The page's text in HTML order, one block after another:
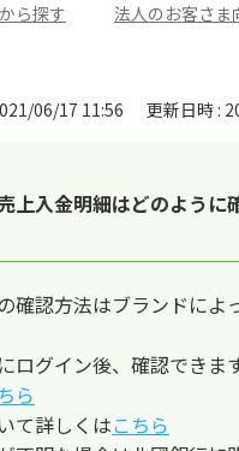
ら探す 法人のお客さま
06/17 11:56 更新日時 :
上入金明細はどのように
確認方法はブランドによ
ログイン後、確認できます
ら
て詳しくはこちら